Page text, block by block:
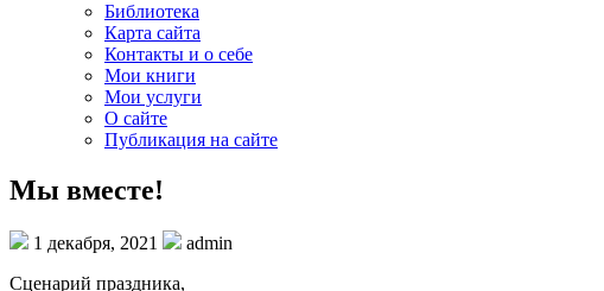
Библиотека
Карта сайта
Контакты и о себе
Мои книги
Мои услуги
О сайте
Публикация на сайте
Мы вместе!
1 декабря, 2021
admin
Сценарий праздника,